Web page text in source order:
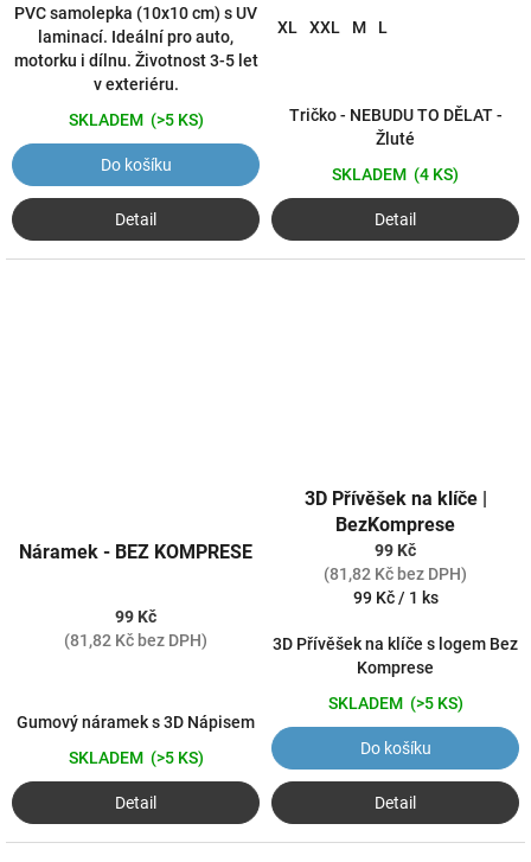
PVC samolepka (10x10 cm) s UV
laminací. Ideální pro auto,
motorku i dílnu. Životnost 3-5 let
v exteriéru.
SKLADEM (>5 KS)
Do košíku
Detail
XL XXL M L
Tričko - NEBUDU TO DĚLAT -
Žluté
SKLADEM (4 KS)
Detail
Náramek - BEZ KOMPRESE
99 Kč
(81,82 Kč bez DPH)
Gumový náramek s 3D Nápisem
SKLADEM (>5 KS)
Detail
3D Přívěšek na klíče |
BezKomprese
99 Kč
(81,82 Kč bez DPH)
Měrná
99 Kč / 1 ks
3D Přívěšek na klíče s logem Bez
Komprese
SKLADEM (>5 KS)
Do košíku
Detail